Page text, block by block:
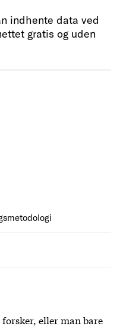
indhente data ved
gratis og uden
eller man bare